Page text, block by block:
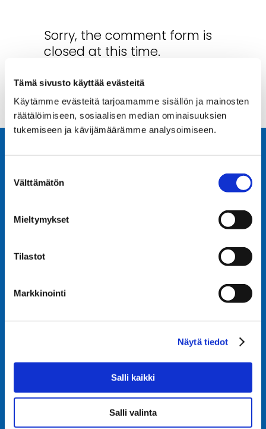
Tämä sivusto käyttää evästeitä
Käytämme evästeitä tarjoamamme sisällön ja mainosten
räätälöimiseen, sosiaalisen median ominaisuuksien
tukemiseen ja kävijämäärämme analysoimiseen.
valinta
Välttämätön
Mieltymykset
Tilastot
Markkinointi
Näytä tiedot
Salli kaikki
Salli valinta
Sorry, the comment form is
closed at this time.
65100 VAASA
06 320 46 00
info@ekmansystems.fi